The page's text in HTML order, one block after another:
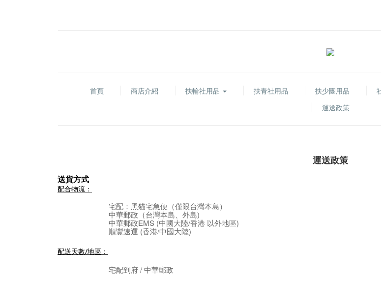
首頁 商店介紹 扶輪社用品 扶青社用品 扶少團用品
運送政策
運送政策
送貨方式
配合物流：
宅配：黑貓宅急便 （僅限台灣本島）
中華郵政（台灣本島、外島)
中華郵政EMS (中國大陸/香港 以外地區)
順豐速運 (香港/中國大陸)
配送天數/地區：
宅配到府 / 中華郵政